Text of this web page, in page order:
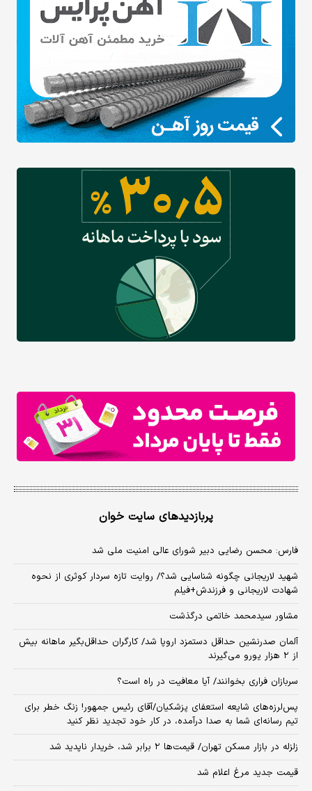
پربازدیدهای سایت خوان
فارس: محسن رضایی دبیر شورای عالی امنیت ملی شد
شهید لاریجانی چگونه شناسایی شد؟/ روایت تازه سردار کوثری از نحوه
شهادت لاریجانی و فرزندش+فیلم
مشاور سیدمحمد خاتمی درگذشت
آلمان صدرنشین حداقل دستمزد اروپا شد/ کارگران حداقل‌بگیر ماهانه بیش
از ۲ هزار یورو می‌گیرند
سربازان فراری بخوانند/ آیا معافیت در راه است؟
پس‌لرزه‌های شایعه استعفای پزشکیان/آقای رئیس جمهور! زنگ خطر برای
تیم رسانه‌ای شما به صدا درآمده، در کار خود تجدید نظر کنید
زلزله در بازار مسکن تهران/ قیمت‌ها ۲ برابر شد، خریدار ناپدید شد
قیمت جدید مرغ اعلام شد